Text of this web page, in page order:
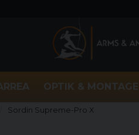
OPTIK & MONTAGE
Sordin Supreme-Pro X